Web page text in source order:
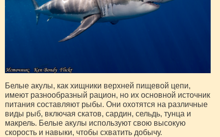
Белые акулы, как хищники верхней пищевой цепи,
имеют разнообразный рацион, но их основной источник
питания составляют рыбы. Они охотятся на различные
виды рыб, включая скатов, сардин, сельдь, тунца и
макрель. Белые акулы используют свою высокую
скорость и навыки, чтобы схватить добычу.